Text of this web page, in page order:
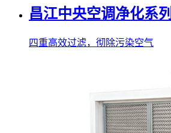
昌江中央空调净化系列
四重高效过滤，彻除污染空气